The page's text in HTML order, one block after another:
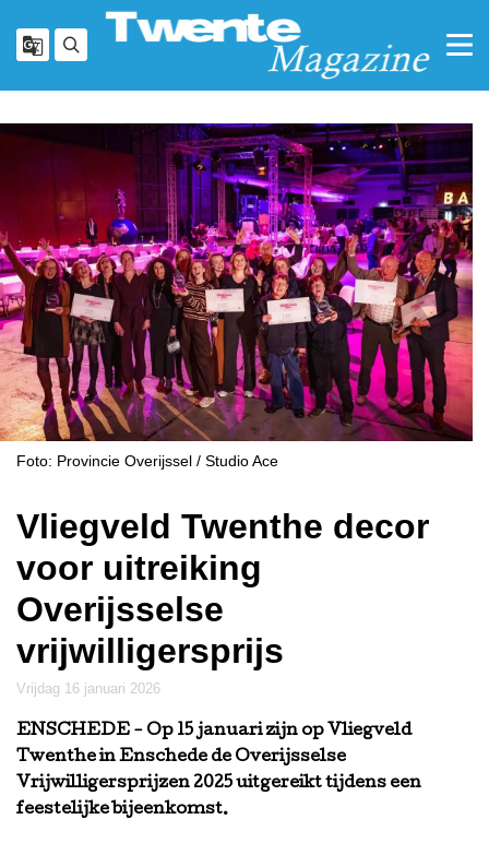
Foto: Provincie Overijssel / Studio Ace
Vliegveld Twenthe decor
voor uitreiking
Overijsselse
vrijwilligersprijs
vrijdag 16 januari 2026
ENSCHEDE - Op 15 januari zijn op Vliegveld
Twenthe in Enschede de Overijsselse
Vrijwilligersprijzen 2025 uitgereikt tijdens een
feestelijke bijeenkomst.